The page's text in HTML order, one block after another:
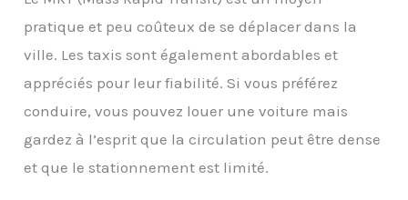
pratique et peu coûteux de se déplacer dans la
ville. Les taxis sont également abordables et
appréciés pour leur fiabilité. Si vous préférez
conduire, vous pouvez louer une voiture mais
gardez à l’esprit que la circulation peut être dense
et que le stationnement est limité.